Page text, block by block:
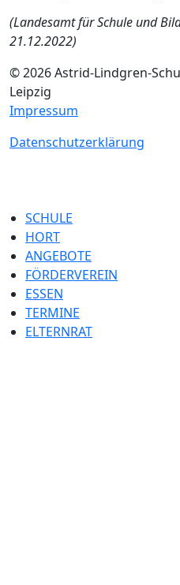
(Landesamt für Schule und
21.12.2022)
© 2026 Astrid-Lindgren-
Leipzig
Impressum
Datenschutzerklärung
SCHULE
HORT
ANGEBOTE
FÖRDERVEREIN
ESSEN
TERMINE
ELTERNRAT